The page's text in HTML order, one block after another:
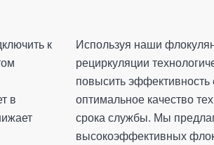
к
в
Используя наши
рециркуляции
повысить эффективность
оптимальное качество
срока службы. Мы
высокоэффективных